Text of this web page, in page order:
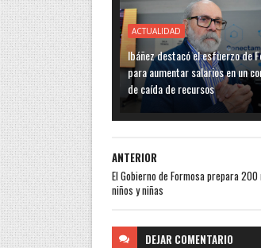
ACTUALIDAD
Ibáñez destacó el esfuerzo de
para aumentar salarios en un
de caída de recursos
ANTERIOR
El Gobierno de Formosa prepara
niños y niñas
DEJAR COMENTARIO